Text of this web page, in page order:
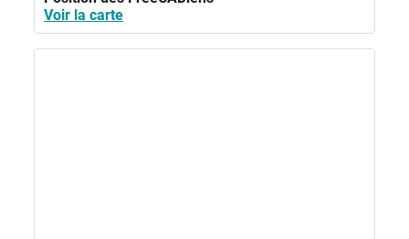
Voir la carte